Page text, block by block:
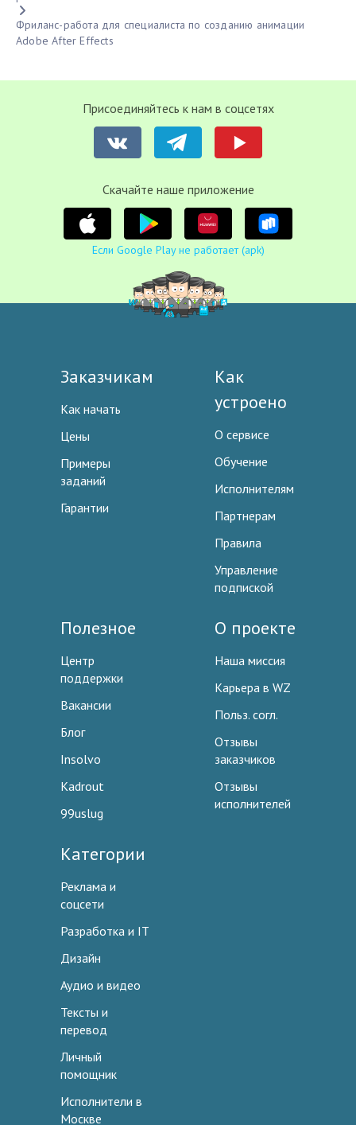
Фриланс-работа для специалиста по созданию анимации
Adobe After Effects
Присоединяйтесь к нам в соцсетях
Cкачайте наше приложение
Если Google Play не работает (apk)
Заказчикам
Как начать
Цены
Примеры
заданий
Гарантии
Как
устроено
О сервисе
Обучение
Исполнителям
Партнерам
Правила
Управление
подпиской
Полезное
Центр
поддержки
Вакансии
Блог
Insolvo
Kadrout
99uslug
О проекте
Наша миссия
Карьера в WZ
Польз. согл.
Отзывы
заказчиков
Отзывы
исполнителей
Категории
Реклама и
соцсети
Разработка и IT
Дизайн
Аудио и видео
Тексты и
перевод
Личный
помощник
Исполнители в
Москве